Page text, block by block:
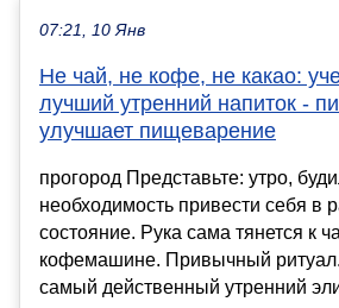
07:21, 10 Янв
Не чай, не кофе, не какао:
лучший утренний напиток -
улучшает пищеварение
прогород Представьте: утро,
необходимость привести себя в
состояние. Рука сама тянется к
кофемашине. Привычный
самый действенный утренний